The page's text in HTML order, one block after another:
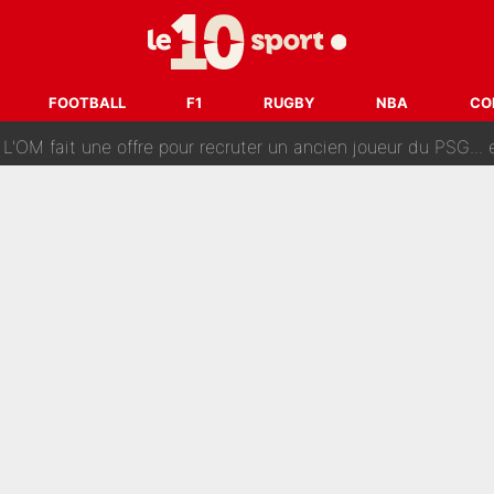
FOOTBALL F1 RUGBY NBA
annonce un premier problème pour Zinedine Zidane en
et va entrer dans une nouvelle dimension :
fait une offre pour recruter un ancien joueur du